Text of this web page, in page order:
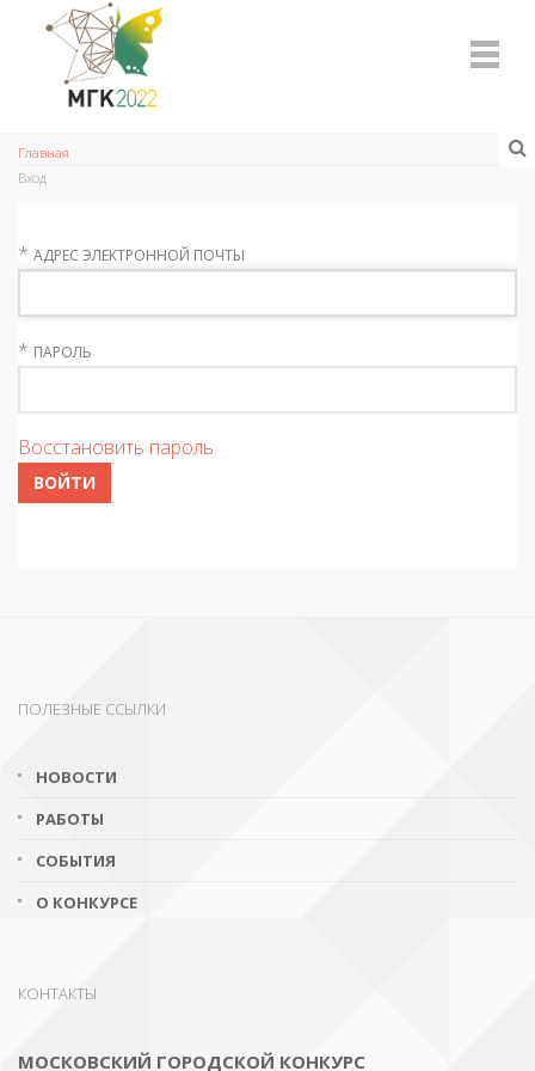
Главная
Вход
* АДРЕС ЭЛЕКТРОННОЙ ПОЧТЫ
* ПАРОЛЬ
Восстановить пароль
ВОЙТИ
ПОЛЕЗНЫЕ ССЫЛКИ
НОВОСТИ
РАБОТЫ
СОБЫТИЯ
О КОНКУРСЕ
КОНТАКТЫ
МОСКОВСКИЙ ГОРОДСКОЙ КОНКУРС